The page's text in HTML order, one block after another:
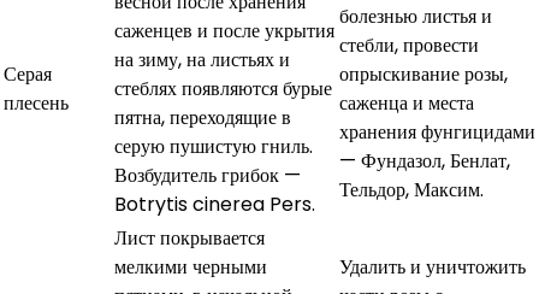
Серая
плесень
саженцев и после укрытия
на зиму, на листьях и
стеблях появляются бурые
пятна, переходящие в
серую пушистую гниль.
Возбудитель грибок —
Botrytis cinerea Pers.
болезнью листья и
стебли, провести
опрыскивание розы,
саженца и места
хранения фунгицидами
— Фундазол, Бенлат,
Тельдор, Максим.
Лист покрывается
мелкими черными
Удалить и уничтожить